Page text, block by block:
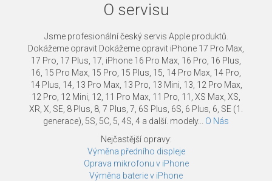
O servisu
Jsme profesionální český servis Apple produktů.
Dokážeme opravit Dokážeme opravit iPhone 17 Pro Max,
17 Pro, 17 Plus, 17, iPhone 16 Pro Max, 16 Pro, 16 Plus,
16, 15 Pro Max, 15 Pro, 15 Plus, 15, 14 Pro Max, 14 Pro,
14 Plus, 14, 13 Pro Max, 13 Pro, 13 Mini, 13, 12 Pro Max,
12 Pro, 12 Mini, 12, 11 Pro Max, 11 Pro, 11, XS Max, XS,
XR, X, SE, 8 Plus, 8, 7 Plus, 7, 6S Plus, 6S, 6 Plus, 6, SE (1.
generace), 5S, 5C, 5, 4S, 4 a další. modely... O Nás
Nejčastější opravy:
Výměna předního displeje
Oprava mikrofonu v iPhone
Výměna baterie v iPhone